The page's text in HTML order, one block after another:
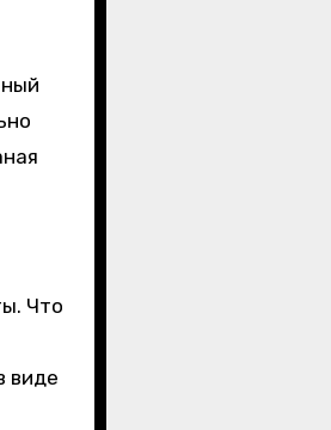
Что
виде